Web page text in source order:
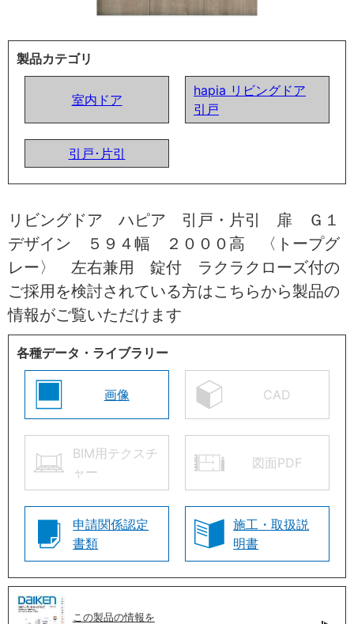
製品カテゴリ
室内ドア
hapia リビングドア
引戸
引戸･片引
リビングドア ハピア 引戸・片引 扉 Ｇ１
デザイン ５９４幅 ２０００高 〈トープグ
レー〉 左右兼用 錠付 ラクラクローズ付の
ご採用を検討されている方はこちらから製品の
情報がご覧いただけます
各種データ・ライブラリー
画像 CAD
BIM用テクスチ
ャー
図面PDF
申請関係認定
書類
施工・取扱説
明書
この製品の情報を